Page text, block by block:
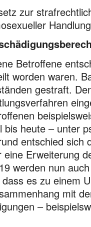
zur
Betroffene
worden waren.
gestraft.
bis heute – unter
entschied
Erweiterung
werden nun
es zu einem
mit
–